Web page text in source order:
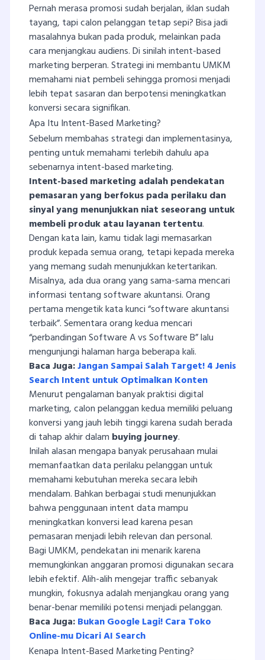
Pernah merasa promosi sudah berjalan, iklan sudah
tayang, tapi calon pelanggan tetap sepi? Bisa jadi
masalahnya bukan pada produk, melainkan pada
cara menjangkau audiens. Di sinilah intent-based
marketing berperan. Strategi ini membantu UMKM
memahami niat pembeli sehingga promosi menjadi
lebih tepat sasaran dan berpotensi meningkatkan
konversi secara signifikan.
Apa Itu Intent-Based Marketing?
Sebelum membahas strategi dan implementasinya,
penting untuk memahami terlebih dahulu apa
sebenarnya intent-based marketing.
Intent-based marketing adalah pendekatan
pemasaran yang berfokus pada perilaku dan
sinyal yang menunjukkan niat seseorang untuk
membeli produk atau layanan tertentu.
Dengan kata lain, kamu tidak lagi memasarkan
produk kepada semua orang, tetapi kepada mereka
yang memang sudah menunjukkan ketertarikan.
Misalnya, ada dua orang yang sama-sama mencari
informasi tentang software akuntansi. Orang
pertama mengetik kata kunci “software akuntansi
terbaik”. Sementara orang kedua mencari
“perbandingan Software A vs Software B” lalu
mengunjungi halaman harga beberapa kali.
Baca Juga:Jangan Sampai Salah Target! 4 Jenis
Search Intent untuk Optimalkan Konten
Menurut pengalaman banyak praktisi digital
marketing, calon pelanggan kedua memiliki peluang
konversi yang jauh lebih tinggi karena sudah berada
di tahap akhir dalam buying journey.
Inilah alasan mengapa banyak perusahaan mulai
memanfaatkan data perilaku pelanggan untuk
memahami kebutuhan mereka secara lebih
mendalam. Bahkan berbagai studi menunjukkan
bahwa penggunaan intent data mampu
meningkatkan konversi lead karena pesan
pemasaran menjadi lebih relevan dan personal.
Bagi UMKM, pendekatan ini menarik karena
memungkinkan anggaran promosi digunakan secara
lebih efektif. Alih-alih mengejar traffic sebanyak
mungkin, fokusnya adalah menjangkau orang yang
benar-benar memiliki potensi menjadi pelanggan.
Baca Juga:Bukan Google Lagi! Cara Toko
Online-mu Dicari AI Search
Kenapa Intent-Based Marketing Penting?